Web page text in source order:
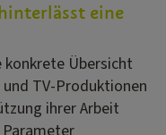
eine
konkrete Übersicht
und TV-Produktionen
ihrer Arbeit